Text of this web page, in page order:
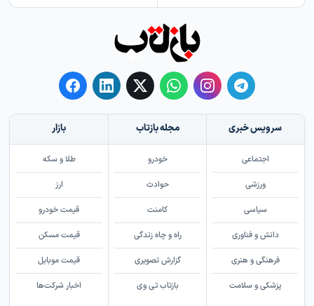
سرویس خبری
اجتماعی
ورزشی
سیاسی
دانش و فناوری
فرهنگی و هنری
پزشکی و سلامت
مجله بازتاب
خودرو
حوادث
کامنت
راه و چاه زندگی
گزارش تصویری
بازتاب تی وی
بازار
طلا و سکه
ارز
قیمت خودرو
قیمت مسکن
قیمت موبایل
اخبار شرکت‌ها